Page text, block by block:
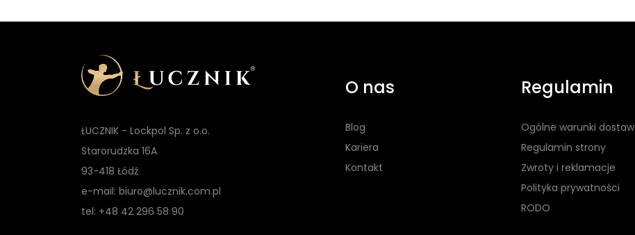
ŁUCZNIK - Lockpol Sp. z o.o.
Starorudzka 16A
93-418 Łódź
e-mail: biuro@lucznik.com.pl
tel: +48 42 296 58 90
O nas
Blog
Kariera
Kontakt
Regulamin
Ogólne warunki dostaw
Regulamin strony
Zwroty i reklamacje
Polityka prywatności
RODO